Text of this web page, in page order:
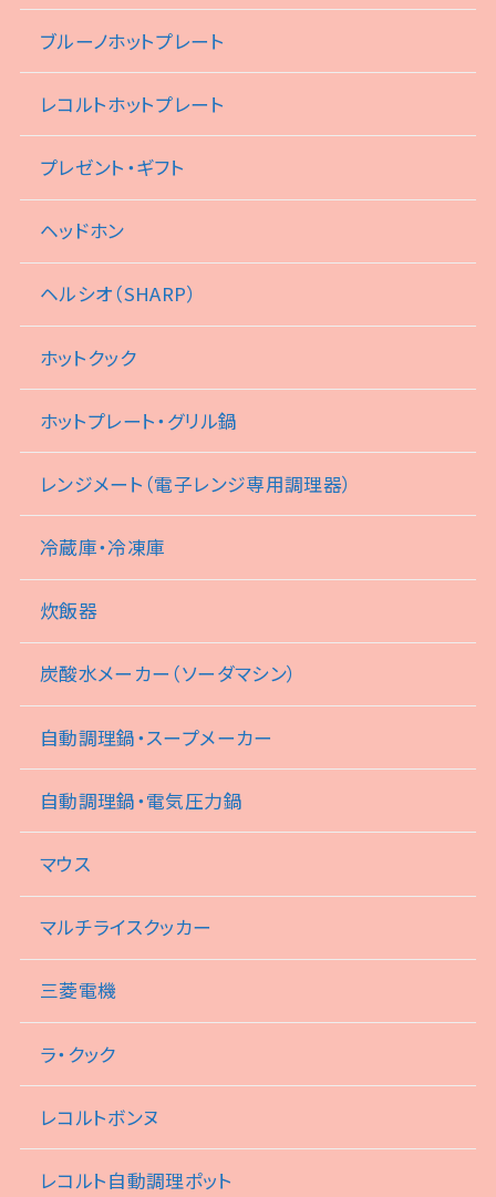
ブルーノホットプレート
レコルトホットプレート
プレゼント・ギフト
ヘッドホン
ヘルシオ（SHARP）
ホットクック
ホットプレート・グリル鍋
レンジメート（電子レンジ専用調理器）
冷蔵庫・冷凍庫
炊飯器
炭酸水メーカー（ソーダマシン）
自動調理鍋・スープメーカー
自動調理鍋・電気圧力鍋
マウス
マルチライスクッカー
三菱電機
ラ・クック
レコルトボンヌ
レコルト自動調理ポット